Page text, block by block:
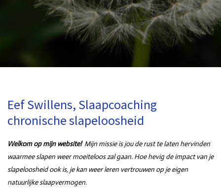
Eef Swillens, Slaapcoaching
chronische slapeloosheid
Welkom op mijn website! Mijn missie is jou de rust te laten hervinden
waarmee slapen weer moeiteloos zal gaan. Hoe hevig de impact van je
slapeloosheid ook is, je kan weer leren vertrouwen op je eigen
natuurlijke slaapvermogen.